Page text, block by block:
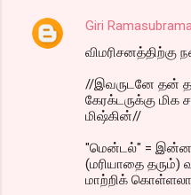
Giri
விமரிசனத்திற்கு
//இவருடனே தன்
கேரக்டருக்கு மிக
மிஷ்கின்//
"மென்டல்" =
(மரியாதை
மாற்றிக்